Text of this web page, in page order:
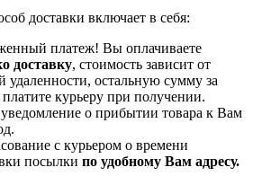
доставки включает в себя:
платеж! Вы оплачиваете
доставку, стоимость зависит от
удаленности, остальную сумму за
платите курьеру при получении.
о прибытии товара к Вам
с курьером о времени
посылки по удобному Вам адресу.